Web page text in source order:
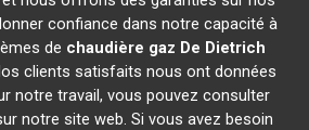
confiance dans notre capacité à
de chaudière gaz De Dietrich
clients satisfaits nous ont données
notre travail, vous pouvez consulter
notre site web. Si vous avez besoin